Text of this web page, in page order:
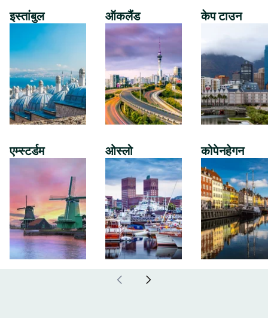
इस्तांबुल
एम्स्टर्डम
ऑकलैंड
ओस्लो
केप टाउन
कोपेनहेगन